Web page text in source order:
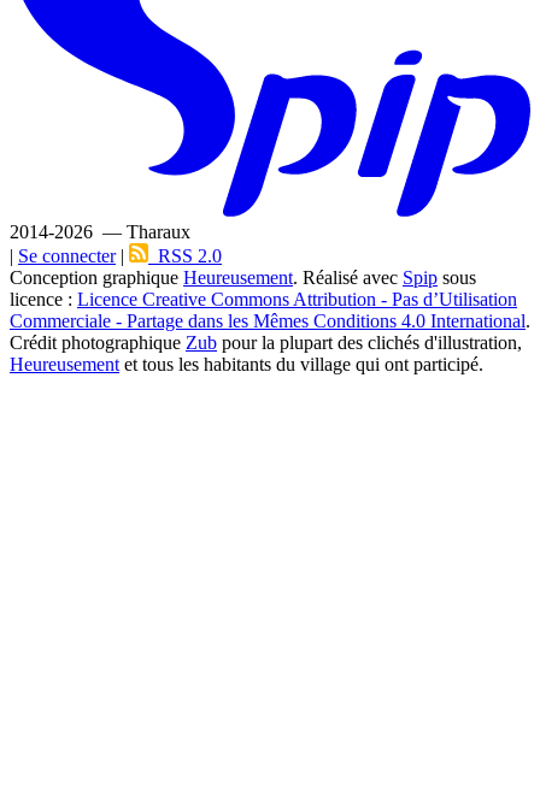
2014-2026 — Tharaux
| Se connecter|
RSS 2.0
Conception graphique Heureusement. Réalisé avec Spip sous
licence : Licence Creative Commons Attribution - Pas d’Utilisation
Commerciale - Partage dans les Mêmes Conditions 4.0 International.
Crédit photographique Zub pour la plupart des clichés d'illustration,
Heureusement et tous les habitants du village qui ont participé.